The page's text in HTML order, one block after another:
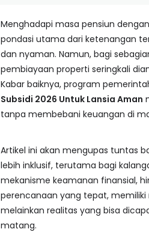
Menghadapi masa pensiun
pondasi utama dari ketenangan
dan nyaman. Namun, bagi
pembiayaan properti seringkali
Kabar baiknya, program
Subsidi 2026 Untuk Lansia Aman
tanpa membebani keuangan di
Artikel ini akan mengupas tuntas
lebih inklusif, terutama bagi
mekanisme keamanan finansial,
perencanaan yang tepat,
melainkan realitas yang bisa
matang.